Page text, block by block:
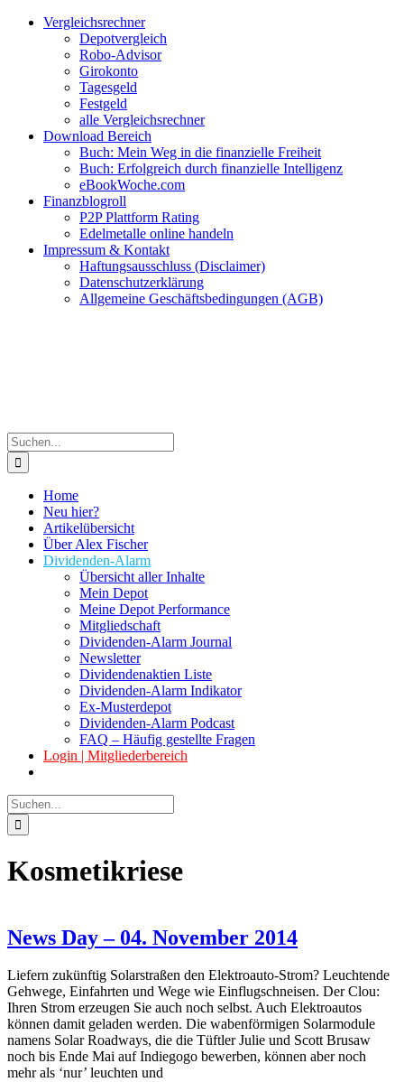
Zum
Facebook
Twitter
Instagram
Pinterest
YouTubeVergleichsrechner
Depotvergleich
Robo-Advisor
Girokonto
Tagesgeld
Festgeld
alle Vergleichsrechner
Download Bereich
Buch: Mein Weg in die finanzielle Freiheit
Buch: Erfolgreich durch finanzielle Intelligenz
eBookWoche.com
Finanzblogroll
P2P Plattform Rating
Edelmetalle online handeln
Impressum & Kontakt
Haftungsausschluss (Disclaimer)
Datenschutzerklärung
Allgemeine Geschäftsbedingungen (AGB)
Suche
nach:
Home
Neu hier?
Artikelübersicht
Über Alex Fischer
Dividenden-Alarm
Übersicht aller Inhalte
Mein Depot
Meine Depot Performance
Mitgliedschaft
Dividenden-Alarm Journal
Newsletter
Dividendenaktien Liste
Dividenden-Alarm Indikator
Ex-Musterdepot
Dividenden-Alarm Podcast
FAQ – Häufig gestellte Fragen
Login | Mitgliederbereich
Suche
nach:
Kosmetikriese
News Day – 04. November 2014
Liefern zukünftig Solarstraßen den Elektroauto-Strom? Leuchtende
Gehwege, Einfahrten und Wege wie Einflugschneisen. Der Clou:
Ihren Strom erzeugen Sie auch noch selbst. Auch Elektroautos
können damit geladen werden. Die wabenförmigen Solarmodule
namens Solar Roadways, die die Tüftler Julie und Scott Brusaw
noch bis Ende Mai auf Indiegogo bewerben, können aber noch
mehr als ‘nur’ leuchten und